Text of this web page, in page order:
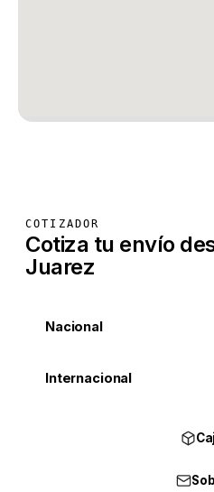
COTIZADOR
Cotiza tu envío
Juarez
Nacional
Internacional